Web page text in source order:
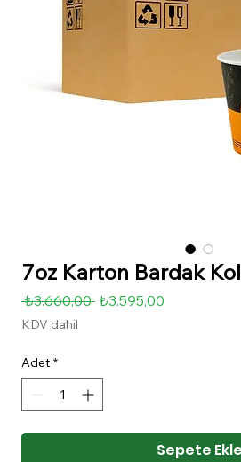
7oz Karton Bardak
₺3.660,00 Normal
₺3.595,00
KDV dahil
Adet *
Sepete Ekle